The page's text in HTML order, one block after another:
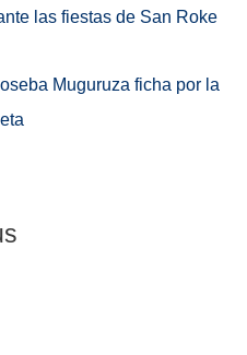
las fiestas de San Roke
Muguruza ficha por la